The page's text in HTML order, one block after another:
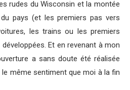
rudes du Wisconsin et la montée
pays (et les premiers pas vers
les trains ou les premiers
Et en revenant à mon
a sans doute été réalisée
même sentiment que moi à la fin